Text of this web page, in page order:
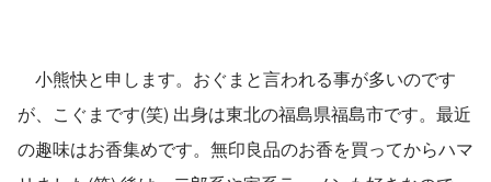
小熊快と申します。おぐまと言われる事が多いのです
が、こぐまです(笑) 出身は東北の福島県福島市です。最近
の趣味はお香集めです。無印良品のお香を買ってからハマ